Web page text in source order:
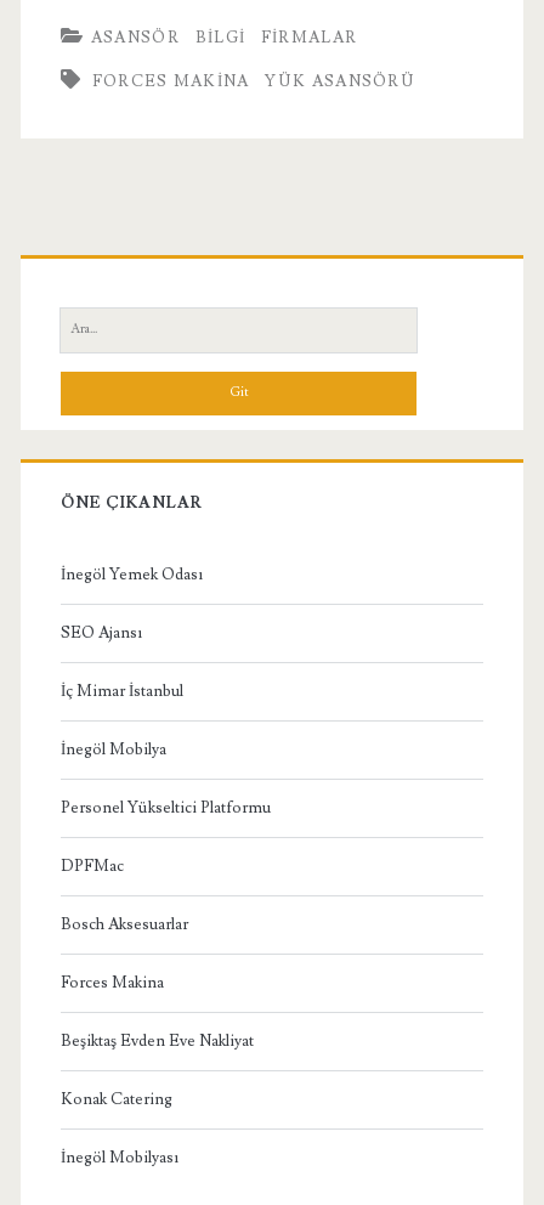
ASANSÖR BILGI FIRMALAR
FORCES MAKINA YÜK ASANSÖRÜ
Birincil
Yan
Menü
Ara:
ÖNE ÇIKANLAR
İnegöl Yemek Odası
SEO Ajansı
İç Mimar İstanbul
İnegöl Mobilya
Personel Yükseltici Platformu
DPFMac
Bosch Aksesuarlar
Forces Makina
Beşiktaş Evden Eve Nakliyat
Konak Catering
İnegöl Mobilyası